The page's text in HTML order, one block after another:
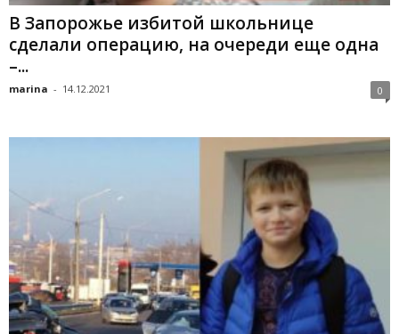
В Запорожье избитой школьнице
сделали операцию, на очереди еще одна
–...
marina - 14.12.2021 0